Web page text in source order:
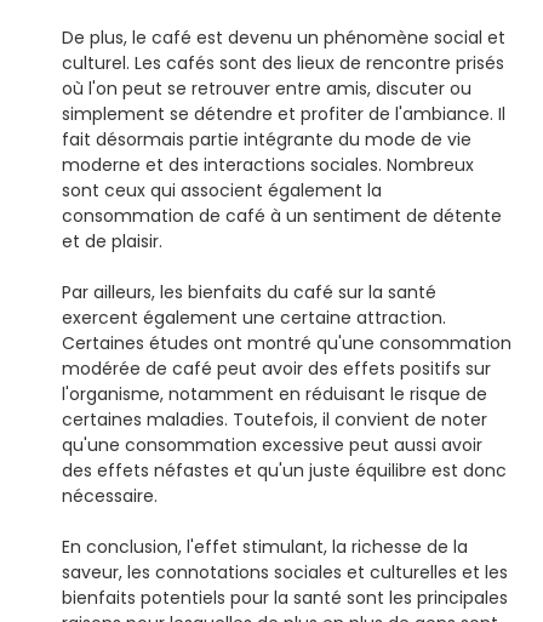
De plus, le café est devenu un phénomène social et
culturel. Les cafés sont des lieux de rencontre prisés
où l'on peut se retrouver entre amis, discuter ou
simplement se détendre et profiter de l'ambiance. Il
fait désormais partie intégrante du mode de vie
moderne et des interactions sociales. Nombreux
sont ceux qui associent également la
consommation de café à un sentiment de détente
et de plaisir.
Par ailleurs, les bienfaits du café sur la santé
exercent également une certaine attraction.
Certaines études ont montré qu'une consommation
modérée de café peut avoir des effets positifs sur
l'organisme, notamment en réduisant le risque de
certaines maladies. Toutefois, il convient de noter
qu'une consommation excessive peut aussi avoir
des effets néfastes et qu'un juste équilibre est donc
nécessaire.
En conclusion, l'effet stimulant, la richesse de la
saveur, les connotations sociales et culturelles et les
bienfaits potentiels pour la santé sont les principales